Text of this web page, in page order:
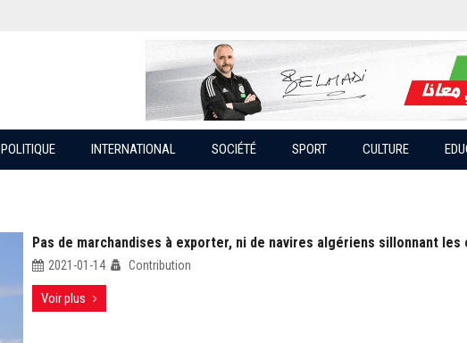
POLITIQUE INTERNATIONAL SOCIÉTÉ SPORT CULTURE
Pas de marchandises à exporter, ni de navires algériens sillonnant les
2021-01-14 Contribution
Voir plus